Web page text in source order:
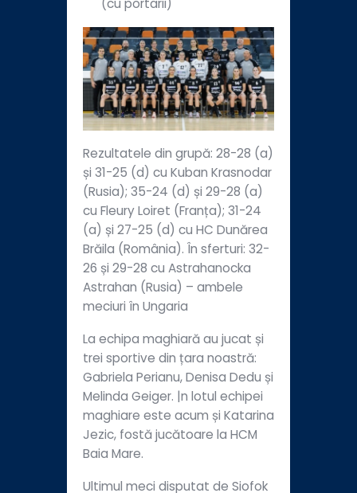
(cu portarii)
Rezultatele din grupă: 28-28 (a)
și 31-25 (d) cu Kuban Krasnodar
(Rusia); 35-24 (d) și 29-28 (a)
cu Fleury Loiret (Franța); 31-24
(a) și 27-25 (d) cu HC Dunărea
Brăila (România). În sferturi: 32-
26 și 29-28 cu Astrahanocka
Astrahan (Rusia) – ambele
meciuri în Ungaria
La echipa maghiară au jucat și
trei sportive din țara noastră:
Gabriela Perianu, Denisa Dedu și
Melinda Geiger. |n lotul echipei
maghiare este acum și Katarina
Jezic, fostă jucătoare la HCM
Baia Mare.
Ultimul meci disputat de Siofok